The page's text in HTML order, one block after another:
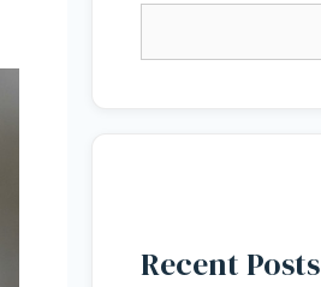
Recent Posts